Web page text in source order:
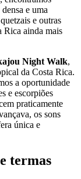
e uma
e outras
Rica ainda mais
Night Walk,
da Costa Rica.
a oportunidade
e escorpiões
praticamente
os sons
única e
termas